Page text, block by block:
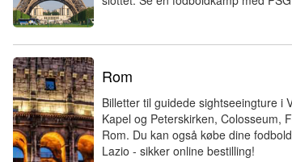
Rom
Billetter til guidede sightseeingture i
Kapel og Peterskirken, Colosseum,
Rom. Du kan også købe dine
Lazio - sikker online bestilling!